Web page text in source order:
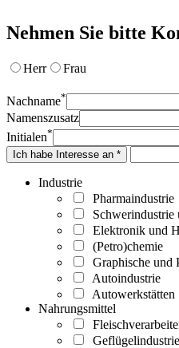
Nehmen Sie bitte
Herr Frau
Nachname*
Namenszusatz
Initialen*
Ich habe Interesse an *
Industrie
Pharmaindustrie
Schwerindustrie
Elektronik und
(Petro)chemie
Graphische und
Autoindustrie
Autowerkstätten
Nahrungsmittel
Geflügelindustrie